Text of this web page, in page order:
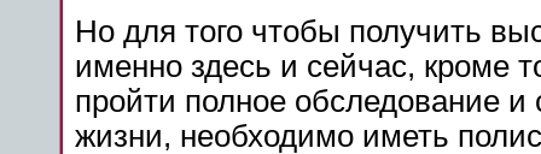
Но для того чтобы получить
именно здесь и сейчас, кроме
пройти полное обследование
жизни, необходимо иметь